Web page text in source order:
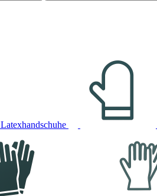
Latexhandschuhe